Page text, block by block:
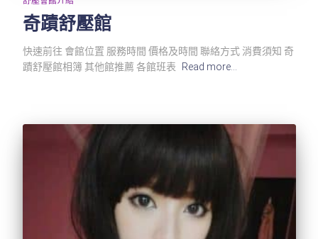
奇蹟舒壓館
快速前往 會館位置 服務時間 價格及時間 聯絡方式 消費須知 奇
蹟舒壓館相簿 其他館推薦 各館班表
Read more…